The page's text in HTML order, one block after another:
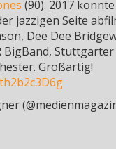
(90). 2017
jazzigen Seite
Dee Dee
BigBand, Stuttgarter
Großartig!